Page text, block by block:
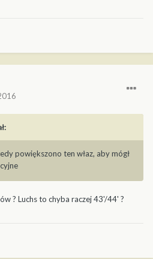
powiększono ten właz, aby mógł
? Luchs to chyba raczej 43'/44' ?